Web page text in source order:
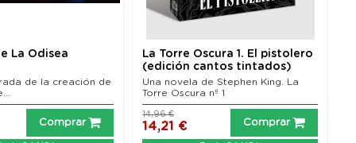
La Odisea
de la creación de
Comprar
La Torre Oscura 1. El pistolero
(edición cantos tintados)
Una novela de Stephen King. La
Torre Oscura nº 1
14,21 €
14,96 €
Comprar